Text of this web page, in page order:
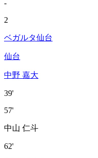
-
2
ベガルタ仙台
仙台
中野 嘉大
39'
57'
中山 仁斗
62'